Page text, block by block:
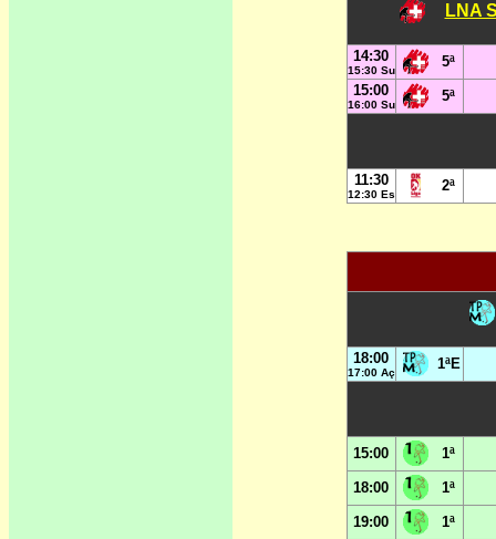
LNA
14:30
15:30 Su
5ª
15:00
16:00 Su
5ª
11:30
12:30 Es
2ª
18:00
17:00 Aç
1ªE
15:00 1ª
18:00 1ª
19:00 1ª